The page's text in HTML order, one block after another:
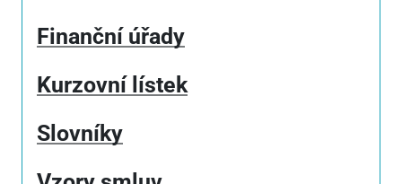
Finanční úřady
Kurzovní lístek
Slovníky